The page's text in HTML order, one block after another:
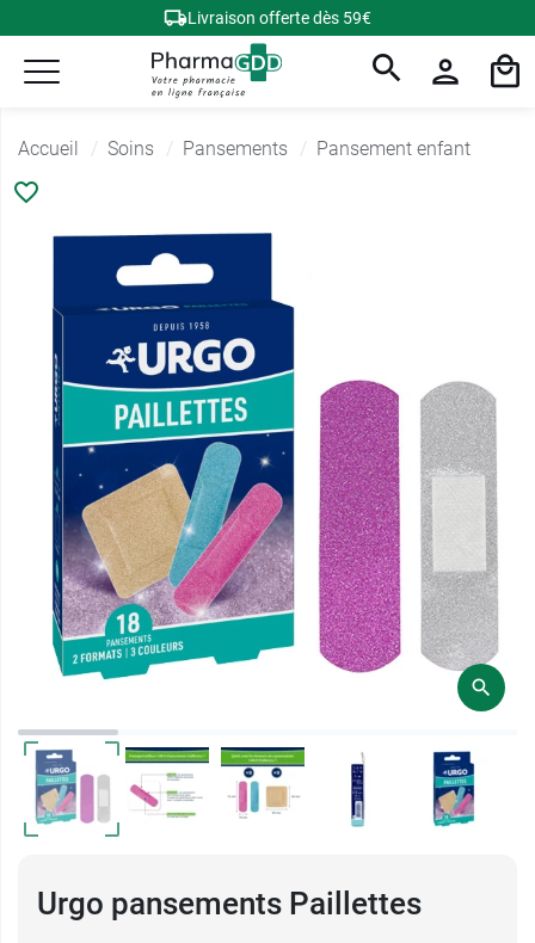
Livraison offerte dès 59€
Accueil Soins Pansements Pansement enfant
Urgo pansements Paillettes